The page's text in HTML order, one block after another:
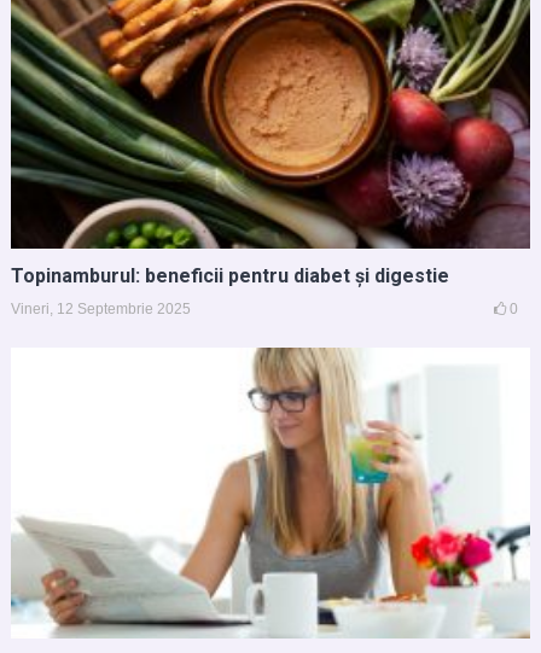
Topinamburul: beneficii pentru diabet și digestie
Vineri, 12 Septembrie 2025 0